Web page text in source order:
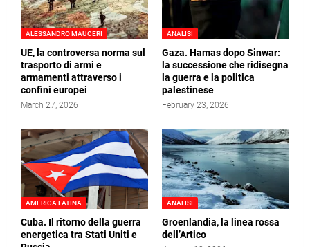
ALESSANDRO MAUCERI
UE, la controversa norma sul
trasporto di armi e
armamenti attraverso i
confini europei
March 27, 2026
ANALISI
Gaza. Hamas dopo Sinwar:
la successione che ridisegna
la guerra e la politica
palestinese
February 23, 2026
AMERICA LATINA
Cuba. Il ritorno della guerra
energetica tra Stati Uniti e
ANALISI
Groenlandia, la linea rossa
dell’Artico